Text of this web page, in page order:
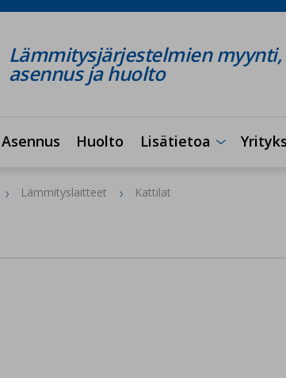
Lämmitysjärjestelmien myynti,
asennus ja huolto
Asennus Huolto Lisätietoa 
Lämmityslaitteet Kattilat